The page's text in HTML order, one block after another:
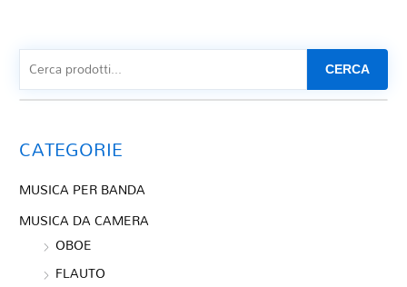
CERCA
CATEGORIE
MUSICA PER BANDA
MUSICA DA CAMERA
OBOE
FLAUTO